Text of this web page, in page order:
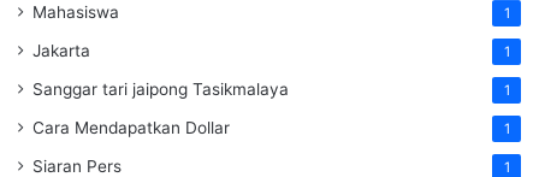
Mahasiswa 1
Jakarta 1
Sanggar tari jaipong Tasikmalaya 1
Cara Mendapatkan Dollar 1
Siaran Pers 1